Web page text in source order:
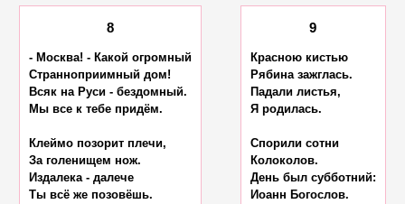
8
- Москва! - Какой огромный
Странноприимный дом!
Всяк на Руси - бездомный.
Мы все к тебе придём.
Клеймо позорит плечи,
За голенищем нож.
Издалека - далече
Ты всё же позовёшь.
9
Красною кистью
Рябина зажглась.
Падали листья,
Я родилась.
Спорили сотни
Колоколов.
День был субботний:
Иоанн Богослов.